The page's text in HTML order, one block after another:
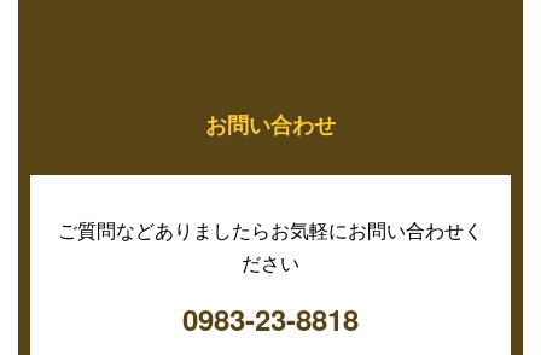
お問い合わせ
ご質問などありましたらお気軽にお問い合わせく
ださい
0983-23-8818